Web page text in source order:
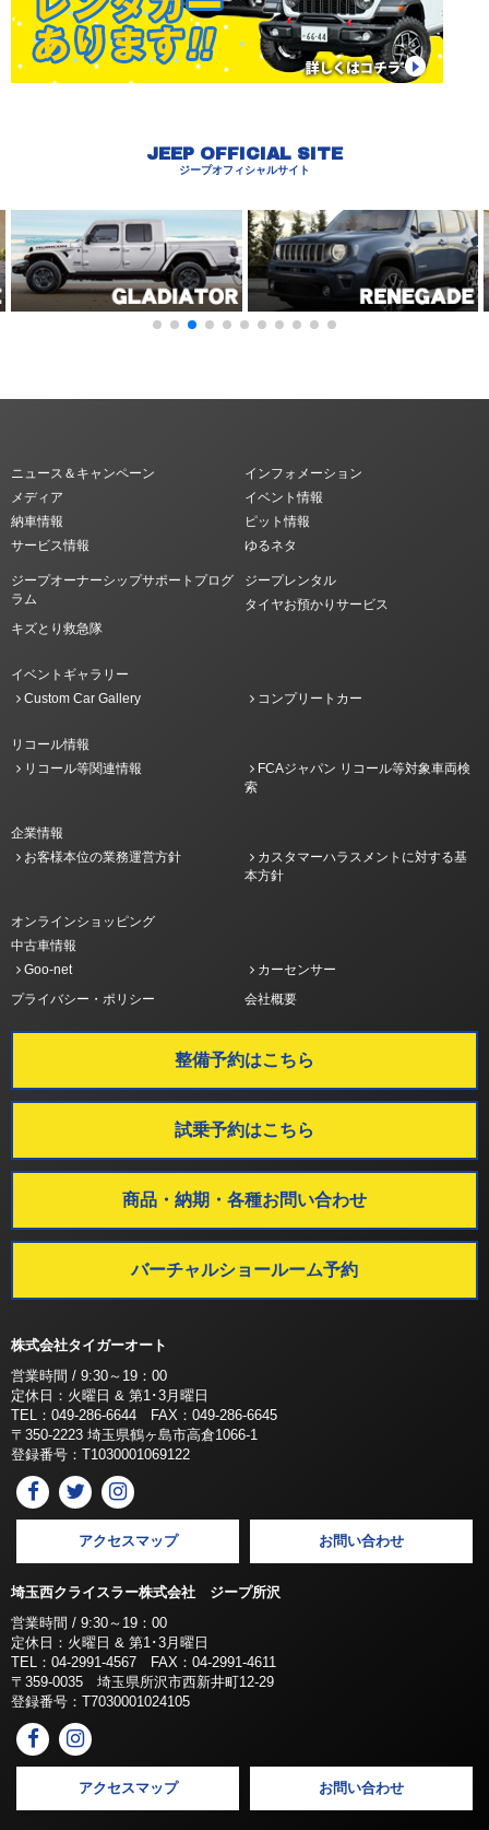
JEEP OFFICIAL SITE
ジープオフィシャルサイト
ニュース＆キャンペーン
インフォメーション
メディア
イベント情報
納車情報
ピット情報
サービス情報
ゆるネタ
ジープオーナーシップサポートプログ
ラム
ジープレンタル
タイヤお預かりサービス
キズとり救急隊
イベントギャラリー
Custom Car Gallery
コンプリートカー
リコール情報
リコール等関連情報
FCAジャパン リコール等対象車両検
索
企業情報
お客様本位の業務運営方針
カスタマーハラスメントに対する基
本方針
オンラインショッピング
中古車情報
Goo-net
カーセンサー
プライバシー・ポリシー
会社概要
整備予約はこちら
試乗予約はこちら
商品・納期・各種お問い合わせ
バーチャルショールーム予約
株式会社タイガーオート
営業時間 / 9:30～19：00
定休日：火曜日 & 第1･3月曜日
TEL：049-286-6644 FAX：049-286-6645
〒350-2223 埼玉県鶴ヶ島市高倉1066-1
登録番号：T1030001069122
アクセスマップ お問い合わせ
埼玉西クライスラー株式会社 ジープ所沢
営業時間 / 9:30～19：00
定休日：火曜日 & 第1･3月曜日
TEL：04-2991-4567 FAX：04-2991-4611
〒359-0035 埼玉県所沢市西新井町12-29
登録番号：T7030001024105
アクセスマップ お問い合わせ